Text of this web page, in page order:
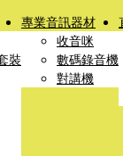
裝
專業音訊器材
收音咪
數碼錄音機
對講機